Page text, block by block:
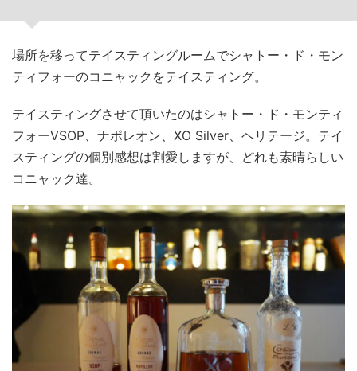
場所を移ってテイスティングルームでシャトー・ド・モン
ティフォーのコニャックをテイスティング。
テイスティングさせて頂いたのはシャトー・ド・モンティ
フォーVSOP、ナポレオン、XO Silver、ヘリテージ。テイ
スティングの個別感想は割愛しますが、どれも素晴らしい
コニャック達。